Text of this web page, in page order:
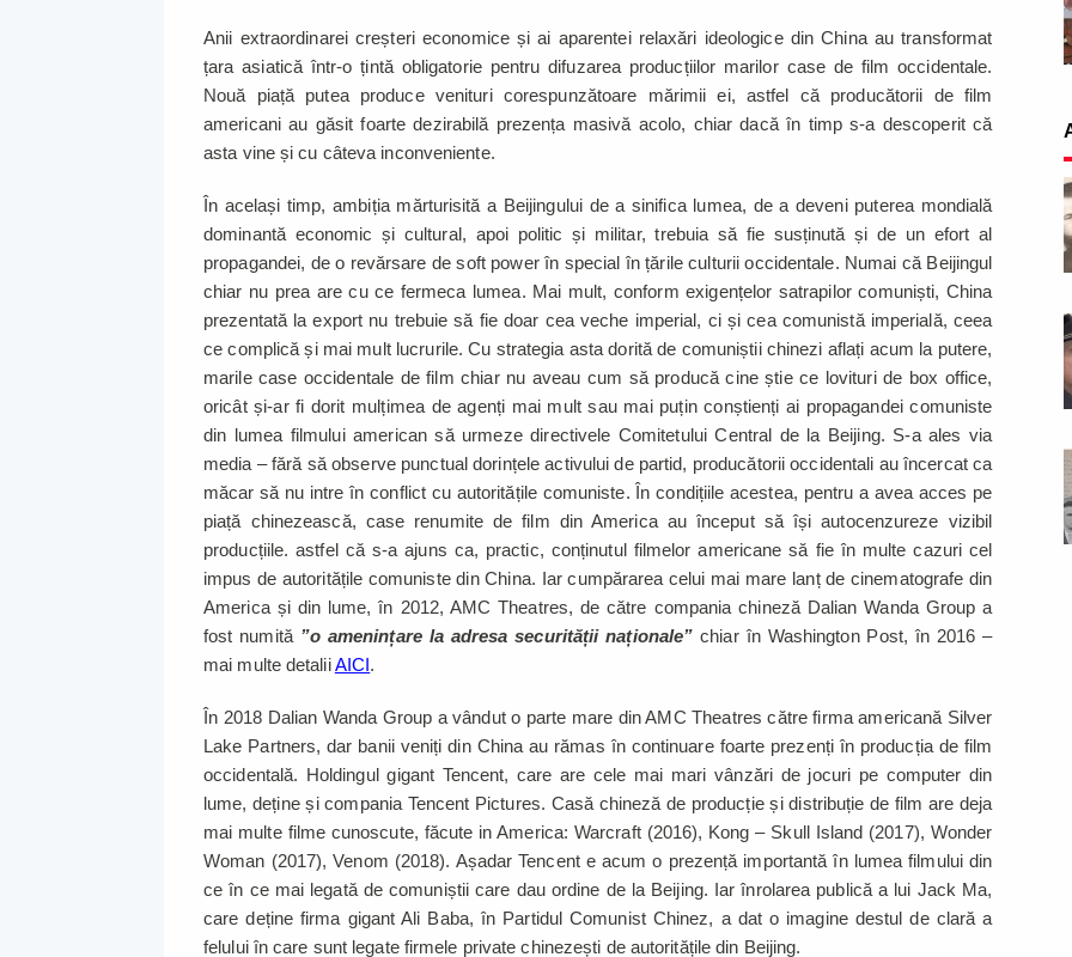
Anii extraordinarei creșteri economice și ai aparentei relaxări ideologice din China au transformat
țara asiatică într-o țintă obligatorie pentru difuzarea producțiilor marilor case de film occidentale.
Nouă piață putea produce venituri corespunzătoare mărimii ei, astfel că producătorii de film
americani au găsit foarte dezirabilă prezența masivă acolo, chiar dacă în timp s-a descoperit că
asta vine și cu câteva inconveniente.
În același timp, ambiția mărturisită a Beijingului de a sinifica lumea, de a deveni puterea mondială
dominantă economic și cultural, apoi politic și militar, trebuia să fie susținută și de un efort al
propagandei, de o revărsare de soft power în special în țările culturii occidentale. Numai că Beijingul
chiar nu prea are cu ce fermeca lumea. Mai mult, conform exigențelor satrapilor comuniști, China
prezentată la export nu trebuie să fie doar cea veche imperial, ci și cea comunistă imperială, ceea
ce complică și mai mult lucrurile. Cu strategia asta dorită de comuniștii chinezi aflați acum la putere,
marile case occidentale de film chiar nu aveau cum să producă cine știe ce lovituri de box office,
oricât și-ar fi dorit mulțimea de agenți mai mult sau mai puțin conștienți ai propagandei comuniste
din lumea filmului american să urmeze directivele Comitetului Central de la Beijing. S-a ales via
media – fără să observe punctual dorințele activului de partid, producătorii occidentali au încercat ca
măcar să nu intre în conflict cu autoritățile comuniste. În condițiile acestea, pentru a avea acces pe
piață chinezească, case renumite de film din America au început să își autocenzureze vizibil
producțiile. astfel că s-a ajuns ca, practic, conținutul filmelor americane să fie în multe cazuri cel
impus de autoritățile comuniste din China. Iar cumpărarea celui mai mare lanț de cinematografe din
America și din lume, în 2012, AMC Theatres, de către compania chineză Dalian Wanda Group a
fost numită ”o amenințare la adresa securității naționale” chiar în Washington Post, în 2016 –
mai multe detaliiAICI.
În 2018 Dalian Wanda Group a vândut o parte mare din AMC Theatres către firma americană Silver
Lake Partners, dar banii veniți din China au rămas în continuare foarte prezenți în producția de film
occidentală. Holdingul gigant Tencent, care are cele mai mari vânzări de jocuri pe computer din
lume, deține și compania Tencent Pictures. Casă chineză de producție și distribuție de film are deja
mai multe filme cunoscute, făcute in America: Warcraft (2016), Kong – Skull Island (2017), Wonder
Woman (2017), Venom (2018). Așadar Tencent e acum o prezență importantă în lumea filmului din
ce în ce mai legată de comuniștii care dau ordine de la Beijing. Iar înrolarea publică a lui Jack Ma,
care deține firma gigant Ali Baba, în Partidul Comunist Chinez, a dat o imagine destul de clară a
felului în care sunt legate firmele private chinezești de autoritățile din Beijing.